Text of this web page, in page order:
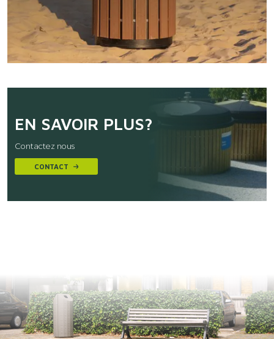
EN SAVOIR PLUS?
Contactez nous
CONTACT